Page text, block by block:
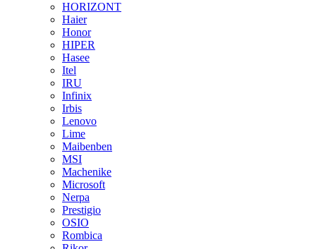
HORIZONT
Haier
Honor
HIPER
Hasee
Itel
IRU
Infinix
Irbis
Lenovo
Lime
Maibenben
MSI
Machenike
Microsoft
Nerpa
Prestigio
OSIO
Rombica